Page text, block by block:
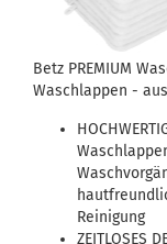
Betz PREMIUM
Waschlappen -
Reinigung
ZEITLOSES